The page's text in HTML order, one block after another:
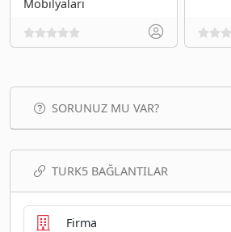
Mobilyaları
SORUNUZ MU VAR?
TURK5 BAĞLANTILAR
Firma